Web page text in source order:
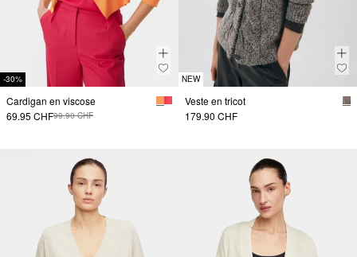
-30%
Cardigan en viscose
69.95 CHF99.90 CHF
NEW
Veste en tricot
179.90 CHF